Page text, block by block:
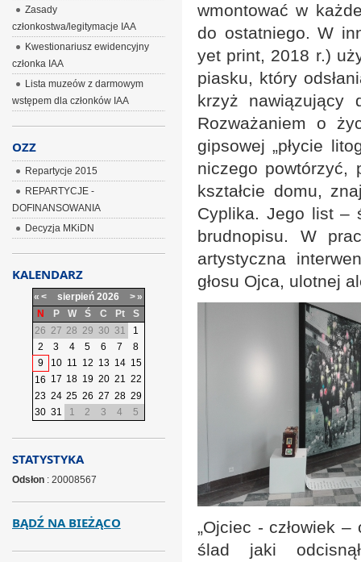
wmontować w
do ostatniego. W
yet print, 2018 r.)
piasku, który
krzyż nawiązujący
Rozważaniem o
gipsowej „płycie
niczego powtórzyć,
kształcie domu,
Cyplika. Jego list –
brudnopisu. W
artystyczna
głosu Ojca, ulotnej
„Ojciec - człowiek
ślad jaki
Zasady
członkostwa/legitymacje IAA
Kwestionariusz ewidencyjny
członka IAA
Lista muzeów z darmowym
wstępem dla członków IAA
OZZ
Repartycje 2015
REPARTYCJE -
DOFINANSOWANIA
Decyzja MKiDN
KALENDARZ
« < sierpień 2026 >»
N
P W Ś C Pt
S
26 27 28 29 30 31
1
2
3 4 5 6 7
8
9
10 11 12 13 14 15
16 17 18 19 20 21 22
23 24 25 26 27 28 29
30 31 1 2 3 4 5
STATYSTYKA
Odsłon: 20008567
BĄDŹ NA BIEŻĄCO